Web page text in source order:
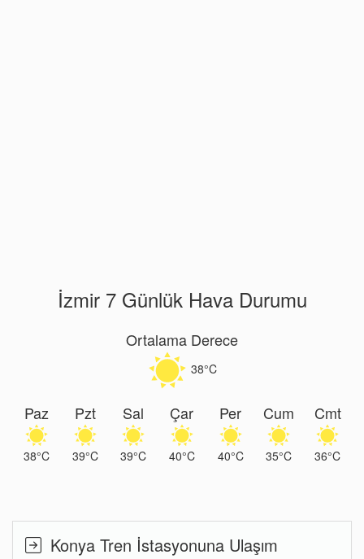
İzmir 7 Günlük Hava Durumu
Ortalama Derece
38°C
Paz
38°C
Pzt
39°C
Sal
39°C
Çar
40°C
Per
40°C
Cum
35°C
Cmt
36°C
Konya Tren İstasyonuna Ulaşım